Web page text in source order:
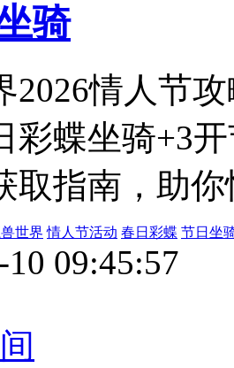
骑
2026情人节
彩蝶坐骑+3
取指南，助
世界 情人节活动 春日彩蝶 节日坐
09:45:57